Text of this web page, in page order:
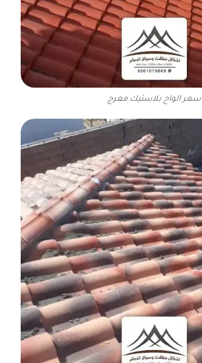
سعر الواح بلاستيك معرج